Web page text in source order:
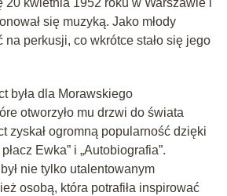
20 kwietnia 1952 roku w Warszawie i
się muzyką. Jako młody
na perkusji, co wkrótce stało się jego
była dla Morawskiego
otworzyło mu drzwi do świata
zyskał ogromną popularność dzięki
Ewka” i „Autobiografia”.
nie tylko utalentowanym
osobą, która potrafiła inspirować